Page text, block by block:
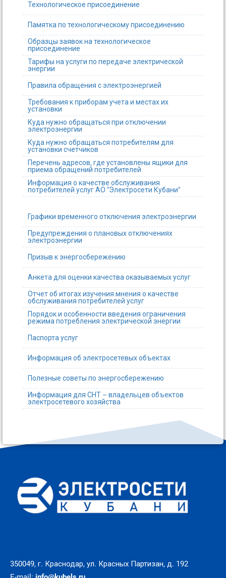
Технологическое присоединение
Памятка по технологическому присоединению
Образцы заявок на технологическое
присоединение
Тарифы на услуги по передаче электрической
энергии
Правила обращения с электроэнергией
Требования к приборам учета и местах их
установки
Куда нужно обращаться при отключении
электроэнергии
Куда нужно обращаться потребителям для
установки счетчиков
Перечень адресов, где установлены ящики для
приема обращений потребителей
Информация о качестве обслуживания
потребителей услуг АО "Электросети Кубани"
Графики временного отключения электроэнергии
Предупреждения о плановых отключениях
электроэнергии
Призыв к энергосбережению
Анкета для оценки качества оказываемых услуг
Отчет об итогах изучения мнения о качестве
обслуживания потребителей услуг
Порядок и особенности введения ограничения
режима потребления электрической энергии
Паспорта услуг
Информация об электросетевых объектах
Полезные советы по энергосбережению
Информация для СНТ – владельцев объектов
электросетевого хозяйства
350049, г. Краснодар, ул. Красных Партизан, д. 192